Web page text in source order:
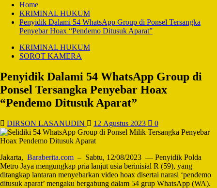
Home
KRIMINAL HUKUM
Penyidik Dalami 54 WhatsApp Group di Ponsel Tersangka
Penyebar Hoax “Pendemo Ditusuk Aparat”
KRIMINAL HUKUM
SOROT KAMERA
Penyidik Dalami 54 WhatsApp Group di
Ponsel Tersangka Penyebar Hoax
“Pendemo Ditusuk Aparat”
DIRSON LASANUDIN 12 Agustus 2023 0
Jakarta, Baraberita.com – Sabtu, 12/08/2023 — Penyidik Polda
Metro Jaya mengungkap pria lanjut usia berinisial R (59), yang
ditangkap lantaran menyebarkan video hoax disertai narasi ‘pendemo
ditusuk aparat’ mengaku bergabung dalam 54 grup WhatsApp (WA).